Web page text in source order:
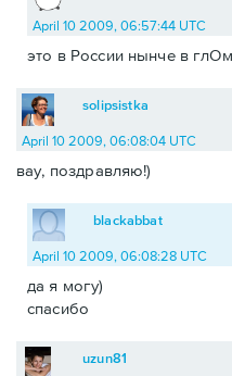
April 10 2009, 06:57:44 UTC
это в России нынче в
solipsistka
April 10 2009, 06:08:04 UTC
вау, поздравляю!)
blackabbat
April 10 2009, 06:08:28 UTC
да я могу)
спасибо
uzun81